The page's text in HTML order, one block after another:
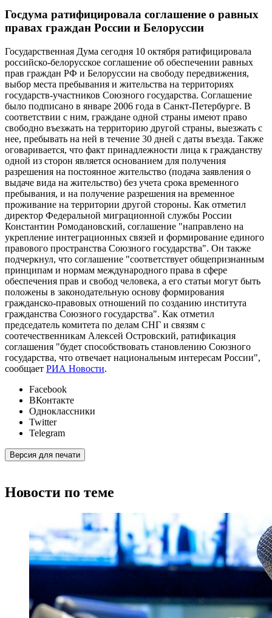
Госдума ратифицировала соглашение о равных
правах граждан России и Белоруссии
Государственная Дума сегодня 10 октября ратифицировала
российско-белорусское соглашение об обеспечении равных
прав граждан РФ и Белоруссии на свободу передвижения,
выбор места пребывания и жительства на территориях
государств-участников Союзного государства. Соглашение
было подписано в январе 2006 года в Санкт-Петербурге. В
соответствии с ним, граждане одной страны имеют право
свободно въезжать на территорию другой страны, выезжать с
нее, пребывать на ней в течение 30 дней с даты въезда. Также
оговаривается, что факт принадлежности лица к гражданству
одной из сторон является основанием для получения
разрешения на постоянное жительство (подача заявления о
выдаче вида на жительство) без учета срока временного
пребывания, и на получение разрешения на временное
проживание на территории другой стороны. Как отметил
директор Федеральной миграционной службы России
Константин Ромодановский, соглашение "направлено на
укрепление интеграционных связей и формирование единого
правового пространства Союзного государства". Он также
подчеркнул, что соглашение "соответствует общепризнанным
принципам и нормам международного права в сфере
обеспечения прав и свобод человека, а его статьи могут быть
положены в законодательную основу формирования
гражданско-правовых отношений по созданию института
гражданства Союзного государства". Как отметил
председатель комитета по делам СНГ и связям с
соотечественникам Алексей Островский, ратификация
соглашения "будет способствовать становлению Союзного
государства, что отвечает национальным интересам России",
сообщает РИА Новости.
Facebook
ВКонтакте
Одноклассники
Twitter
Telegram
Версия для печати
Новости по теме